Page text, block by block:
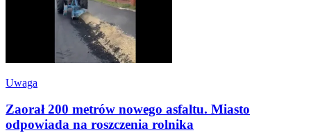
Uwaga
Zaorał 200 metrów nowego asfaltu. Miasto
odpowiada na roszczenia rolnika